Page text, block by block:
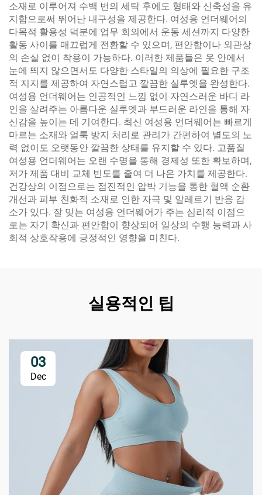
소재로 이루어져 수백 번의 세탁 후에도 형태와 신축성을 유
지함으로써 뛰어난 내구성을 제공한다. 여성용 언더웨어의
다목적 활용성 덕분에 업무 회의에서 운동 세션까지 다양한
활동 사이를 매끄럽게 전환할 수 있으며, 편안함이나 외관상
의 손실 없이 착용이 가능하다. 이러한 제품들은 옷 안에서
눈에 띄지 않으면서도 다양한 스타일의 의상에 필요한 구조
적 지지를 제공하여 자연스럽고 깔끔한 실루엣을 완성한다.
여성용 언더웨어는 인공적인 느낌 없이 자연스러운 바디 라
인을 살려주는 아름다운 실루엣과 부드러운 라인을 통해 자
신감을 높이는 데 기여한다. 최신 여성용 언더웨어는 빠르게
마르는 소재와 얼룩 방지 처리로 관리가 간편하여 별도의 노
력 없이도 오랫동안 깔끔한 상태를 유지할 수 있다. 고품질
여성용 언더웨어는 오랜 수명을 통해 경제성 또한 확보하며,
저가 제품 대비 교체 빈도를 줄여 더 나은 가치를 제공한다.
건강상의 이점으로는 점진적인 압박 기능을 통한 혈액 순환
개선과 피부 친화적 소재로 인한 자극 및 알레르기 반응 감
소가 있다. 잘 맞는 여성용 언더웨어가 주는 심리적 이점으
로는 자기 확신과 편안함이 향상되어 일상의 수행 능력과 사
회적 상호작용에 긍정적인 영향을 미친다.
실용적인 팁
03
Dec